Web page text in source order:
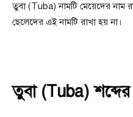
তুবা (Tuba) নামটি মেয়েদের নাম
ছেলেদের এই নামটি রাখা হয় না।
তুবা (Tuba) শব্দের